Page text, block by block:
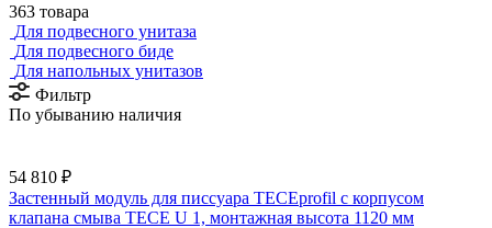
363 товара
Для подвесного унитаза
Для подвесного биде
Для напольных унитазов
Фильтр
По убыванию наличия
54 810 ₽
Застенный модуль для писсуара TECEprofil с корпусом
клапана смыва TECE U 1, монтажная высота 1120 мм